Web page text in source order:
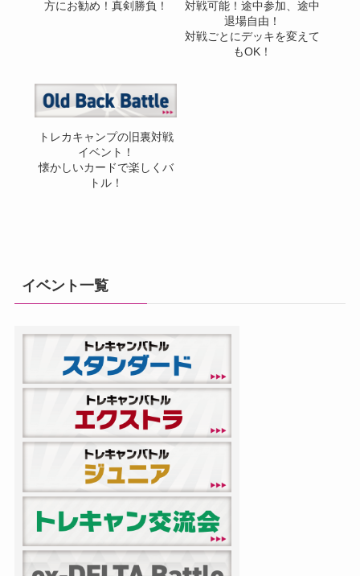
方にお勧め！真剣勝負！
対戦可能！途中参加、途中
退場自由！
対戦ごとにデッキを変えて
もOK！
トレカキャンプの旧裏対戦
イベント！
懐かしいカードで楽しくバ
トル！
イベント一覧